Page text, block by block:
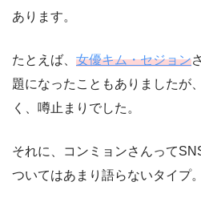
あります。
たとえば、 女優キム・セジョン
題になったこともありましたが
く、噂止まりでした。
それに、コンミョンさんって
ついてはあまり語らないタイプ。